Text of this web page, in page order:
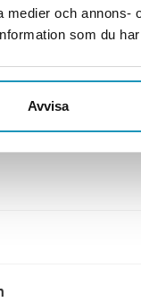
medier och annons-
som du
Avvisa
säkerhet och
pålitligt val för dig